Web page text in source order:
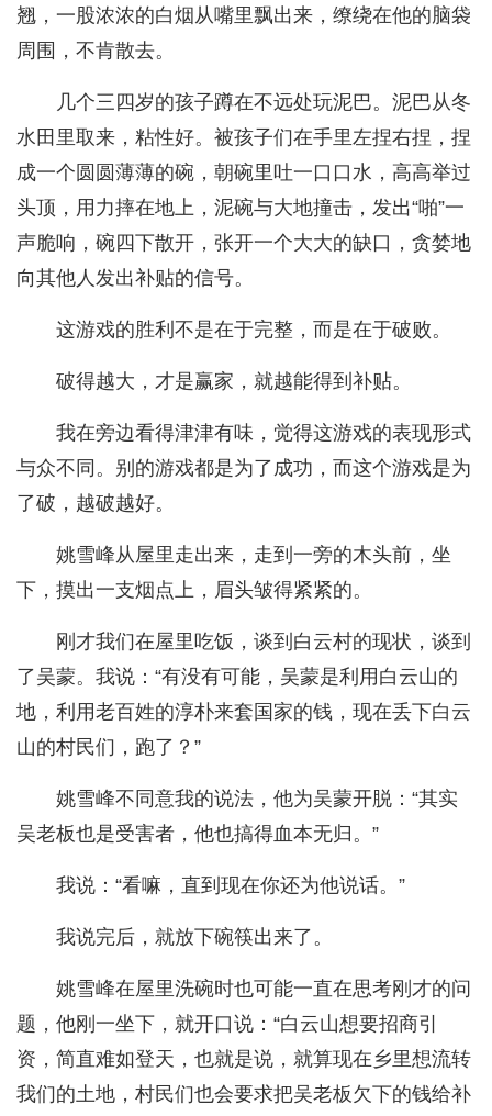
翘，一股浓浓的白烟从嘴里飘出来，缭绕在他的脑袋
周围，不肯散去。
几个三四岁的孩子蹲在不远处玩泥巴。泥巴从冬
水田里取来，粘性好。被孩子们在手里左捏右捏，捏
成一个圆圆薄薄的碗，朝碗里吐一口口水，高高举过
头顶，用力摔在地上，泥碗与大地撞击，发出“啪”一
声脆响，碗四下散开，张开一个大大的缺口，贪婪地
向其他人发出补贴的信号。
这游戏的胜利不是在于完整，而是在于破败。
破得越大，才是赢家，就越能得到补贴。
我在旁边看得津津有味，觉得这游戏的表现形式
与众不同。别的游戏都是为了成功，而这个游戏是为
了破，越破越好。
姚雪峰从屋里走出来，走到一旁的木头前，坐
下，摸出一支烟点上，眉头皱得紧紧的。
刚才我们在屋里吃饭，谈到白云村的现状，谈到
了吴蒙。我说：“有没有可能，吴蒙是利用白云山的
地，利用老百姓的淳朴来套国家的钱，现在丢下白云
山的村民们，跑了？”
姚雪峰不同意我的说法，他为吴蒙开脱：“其实
吴老板也是受害者，他也搞得血本无归。”
我说：“看嘛，直到现在你还为他说话。”
我说完后，就放下碗筷出来了。
姚雪峰在屋里洗碗时也可能一直在思考刚才的问
题，他刚一坐下，就开口说：“白云山想要招商引
资，简直难如登天，也就是说，就算现在乡里想流转
我们的土地，村民们也会要求把吴老板欠下的钱给补